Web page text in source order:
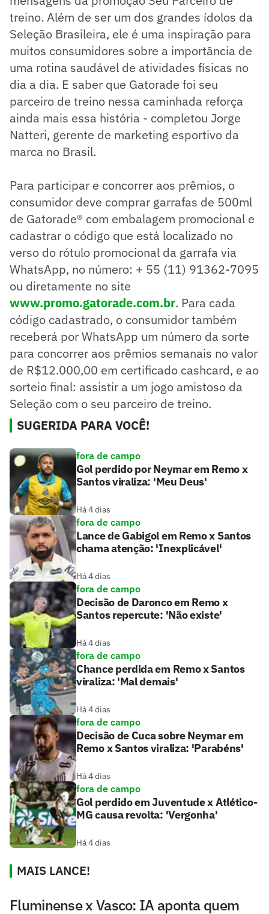
treino. Além de ser um dos grandes ídolos da
Seleção Brasileira, ele é uma inspiração para
muitos consumidores sobre a importância de
uma rotina saudável de atividades físicas no
dia a dia. E saber que Gatorade foi seu
parceiro de treino nessa caminhada reforça
ainda mais essa história - completou Jorge
Natteri, gerente de marketing esportivo da
marca no Brasil.
Para participar e concorrer aos prêmios, o
consumidor deve comprar garrafas de 500ml
de Gatorade® com embalagem promocional e
cadastrar o código que está localizado no
verso do rótulo promocional da garrafa via
WhatsApp, no número: + 55 (11) 91362-7095
ou diretamente no site
www.promo.gatorade.com.br. Para cada
código cadastrado, o consumidor também
receberá por WhatsApp um número da sorte
para concorrer aos prêmios semanais no valor
de R$12.000,00 em certificado cashcard, e ao
sorteio final: assistir a um jogo amistoso da
Seleção com o seu parceiro de treino.
SUGERIDA PARA VOCÊ!
fora de campo
Gol perdido por Neymar em Remo x
Santos viraliza: 'Meu Deus'
Há 4 dias
fora de campo
Lance de Gabigol em Remo x Santos
chama atenção: 'Inexplicável'
Há 4 dias
fora de campo
Decisão de Daronco em Remo x
Santos repercute: 'Não existe'
Há 4 dias
fora de campo
Chance perdida em Remo x Santos
viraliza: 'Mal demais'
Há 4 dias
fora de campo
Decisão de Cuca sobre Neymar em
Remo x Santos viraliza: 'Parabéns'
Há 4 dias
fora de campo
Gol perdido em Juventude x Atlético-
MG causa revolta: 'Vergonha'
Há 4 dias
MAIS LANCE!
Fluminense x Vasco: IA aponta quem